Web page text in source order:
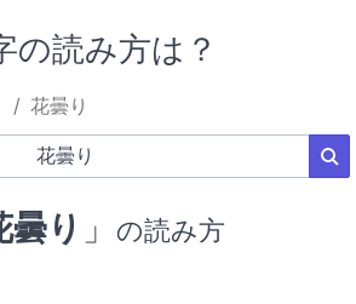
の読み方は？
花曇り
曇り 」 の読み方